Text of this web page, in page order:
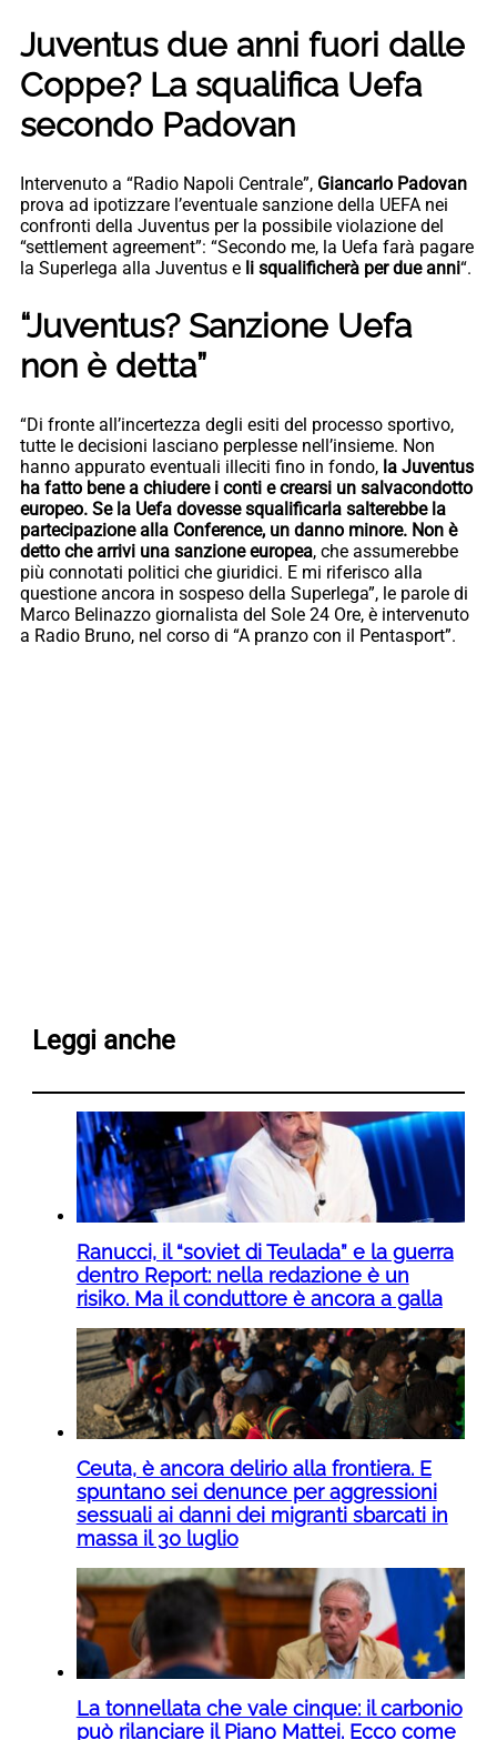
Juventus due anni fuori dalle
Coppe? La squalifica Uefa
secondo Padovan
Intervenuto a “Radio Napoli Centrale”, Giancarlo Padovan
prova ad ipotizzare l’eventuale sanzione della UEFA nei
confronti della Juventus per la possibile violazione del
“settlement agreement”: “Secondo me, la Uefa farà pagare
la Superlega alla Juventus e li squalificherà per due anni“.
“Juventus? Sanzione Uefa
non è detta”
“Di fronte all’incertezza degli esiti del processo sportivo,
tutte le decisioni lasciano perplesse nell’insieme. Non
hanno appurato eventuali illeciti fino in fondo, la Juventus
ha fatto bene a chiudere i conti e crearsi un salvacondotto
europeo. Se la Uefa dovesse squalificarla salterebbe la
partecipazione alla Conference, un danno minore. Non è
detto che arrivi una sanzione europea, che assumerebbe
più connotati politici che giuridici. E mi riferisco alla
questione ancora in sospeso della Superlega”, le parole di
Marco Belinazzo giornalista del Sole 24 Ore, è intervenuto
a Radio Bruno, nel corso di “A pranzo con il Pentasport”.
Leggi anche
Ranucci, il “soviet di Teulada” e la guerra
dentro Report: nella redazione è un
risiko. Ma il conduttore è ancora a galla
Ceuta, è ancora delirio alla frontiera. E
spuntano sei denunce per aggressioni
sessuali ai danni dei migranti sbarcati in
massa il 30 luglio
La tonnellata che vale cinque: il carbonio
può rilanciare il Piano Mattei. Ecco come